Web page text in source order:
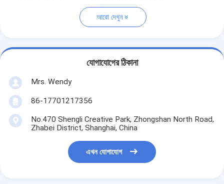
আরো দেখুন
যোগাযোগের ঠিকানা
Mrs. Wendy
86-17701217356
No.470 Shengli Creative Park, Zhongshan North Road,
Zhabei District, Shanghai, China
এখন যোগাযোগ